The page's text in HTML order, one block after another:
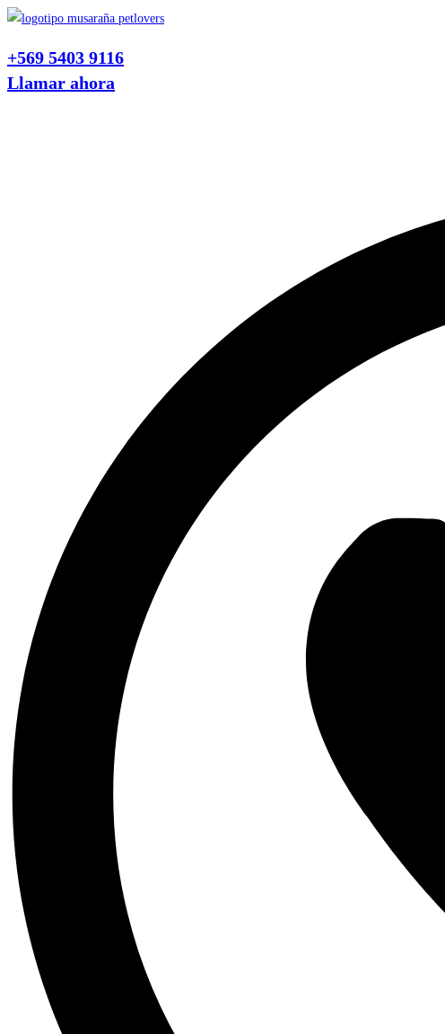
Ir
contenido
+569 5403 9116
Llamar ahora